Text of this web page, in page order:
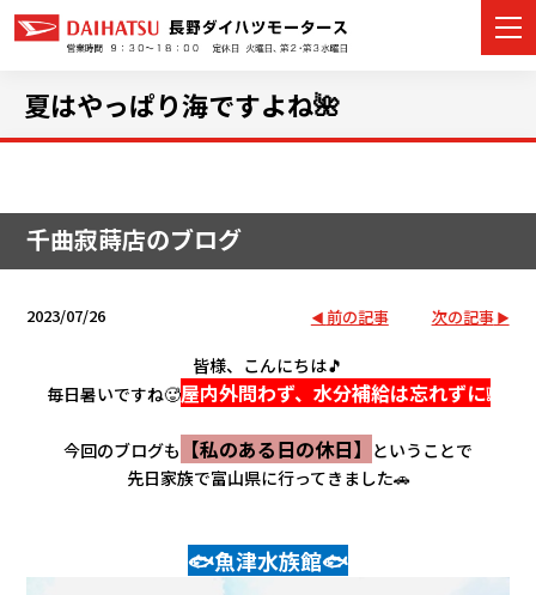
店舗情報
イベント・キャンペーン
アフターサポート
会社情報
夏はやっぱり海ですよね🌺
千曲寂蒔店のブログ
2023/07/26 前の記事 次の記事
皆様、こんにちは🎵
毎日暑いですね🥵屋内外問わず、水分補給は忘れずに❕
今回のブログも 【私のある日の休日】 ということで
先日家族で富山県に行ってきました🚗
🐟魚津水族館🐟